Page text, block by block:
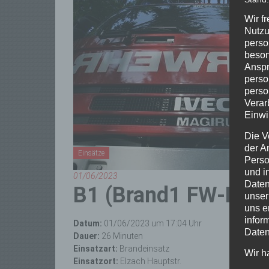
Einsätze
01/06/2023
B1 (Brand1 FW-
Datum: 01/06/2023 um 17:04 Uhr
Dauer: 26 Minuten
Einsatzart: Brandeinsatz
Einsatzort: Elzach Hauptstr.
Wir
Die
der
und
uns
Wir